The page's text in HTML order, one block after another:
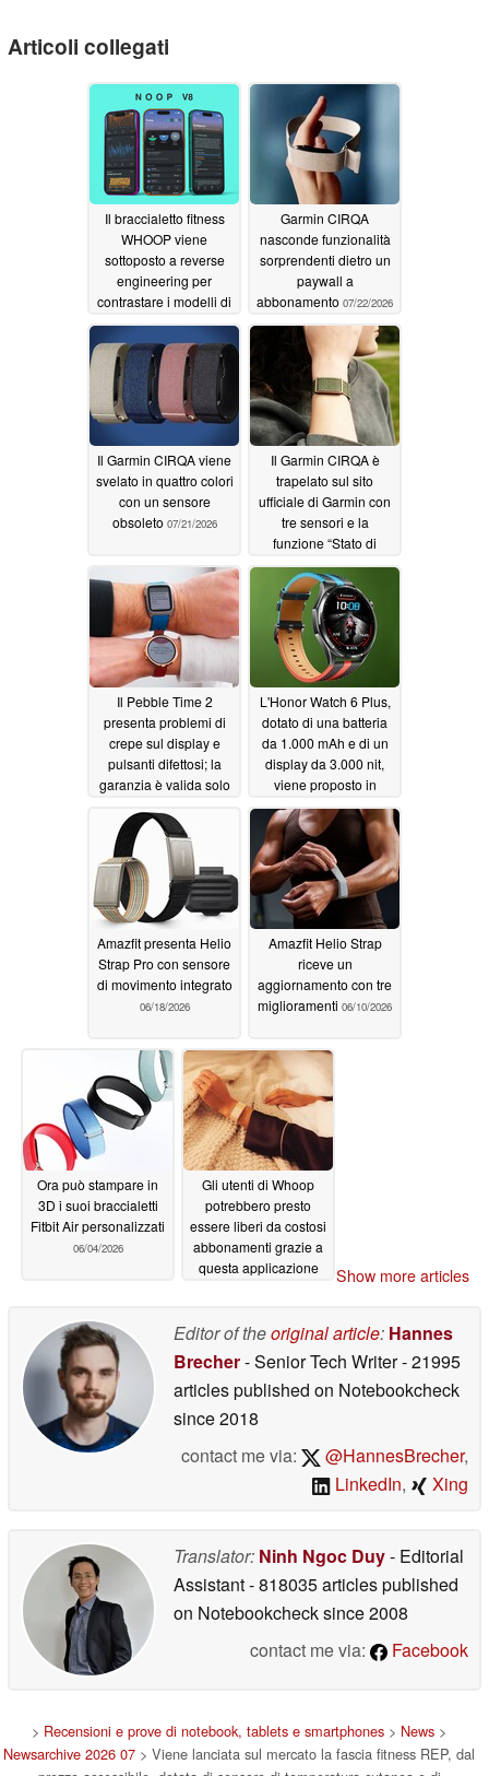
Articoli collegati
Il braccialetto fitness
WHOOP viene
sottoposto a reverse
engineering per
contrastare i modelli di
abbonamento07/30/2026
Garmin CIRQA
nasconde funzionalità
sorprendenti dietro un
paywall a
abbonamento 07/22/2026
Il Garmin CIRQA viene
svelato in quattro colori
con un sensore
obsoleto 07/21/2026
Il Garmin CIRQA è
trapelato sul sito
ufficiale di Garmin con
tre sensori e la
funzione “Stato di
salute”07/16/2026
Il Pebble Time 2
presenta problemi di
crepe sul display e
pulsanti difettosi; la
garanzia è valida solo
L'Honor Watch 6 Plus,
dotato di una batteria
da 1.000 mAh e di un
display da 3.000 nit,
viene proposto in
edizione speciale
07/11/2026
Amazfit presenta Helio
Strap Pro con sensore
di movimento integrato
06/18/2026
Amazfit Helio Strap
riceve un
aggiornamento con tre
miglioramenti 06/10/2026
Ora può stampare in
3D i suoi braccialetti
Fitbit Air personalizzati
06/04/2026
Gli utenti di Whoop
potrebbero presto
essere liberi da costosi
abbonamenti grazie a
questa applicazione
Show more articles
Editor of theoriginal article: Hannes
Brecher- Senior Tech Writer- 21995
articles published on Notebookcheck
since 2018
contact me via:
@HannesBrecher,
LinkedIn, Xing
Translator: Ninh Ngoc Duy- Editorial
Assistant- 818035 articles published
on Notebookchecksince 2008
contact me via:
Facebook
> Recensioni e prove di notebook, tablets e smartphones > News >
Newsarchive 2026 07 > Viene lanciata sul mercato la fascia fitness REP, dal